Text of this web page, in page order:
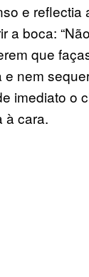
e
a boca:
que
nem
imediato o
à cara.